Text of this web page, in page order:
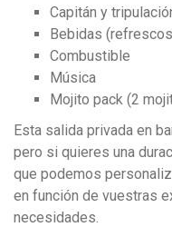
Capitán y
Bebidas
Combustible
Música
Mojito pack (2
Esta salida privada en
pero si quieres una
que podemos
en función de vuestras
necesidades.